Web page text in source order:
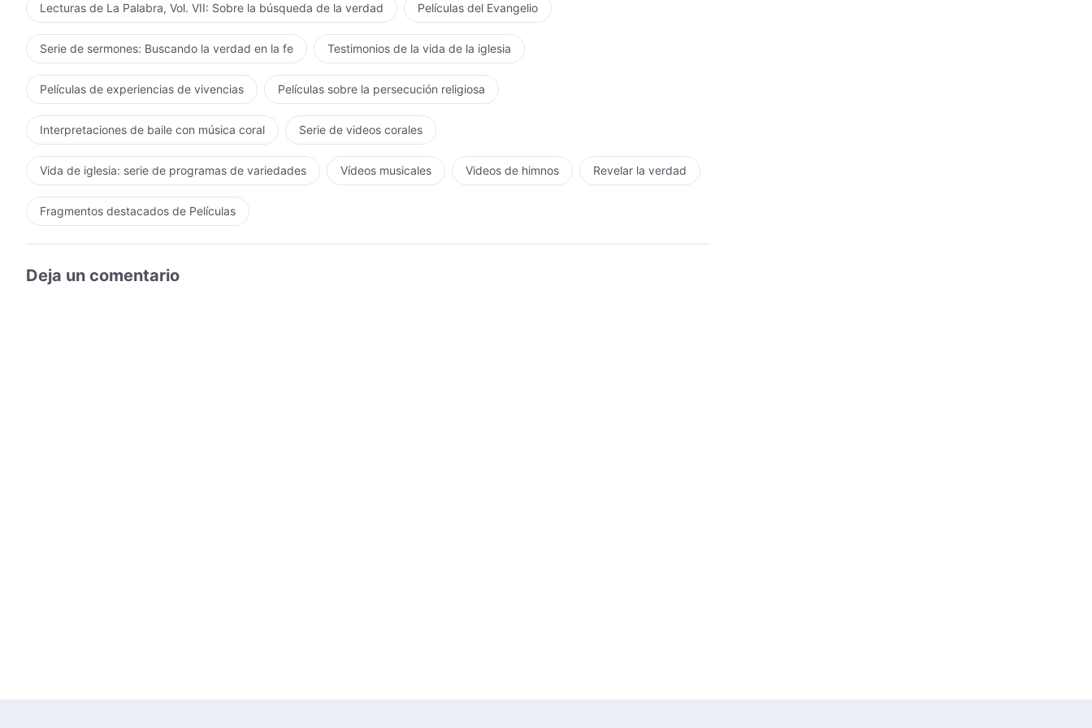
Lecturas de La Palabra, Vol. VII: Sobre la búsqueda de la verdad Películas del Evangelio
Serie de sermones: Buscando la verdad en la fe Testimonios de la vida de la iglesia
Películas de experiencias de vivencias Películas sobre la persecución religiosa
Interpretaciones de baile con música coral Serie de videos corales
Vida de iglesia: serie de programas de variedades Vídeos musicales Videos de himnos Revelar la verdad
Fragmentos destacados de Películas
Deja un comentario